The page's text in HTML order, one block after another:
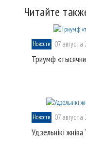
Читайте
Новости 07 августа
Триумф
Новости 07 августа
Удзельнікі